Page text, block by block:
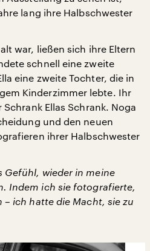
lang ihre Halbschwester
war, ließen sich ihre Eltern
schnell eine zweite
eine zweite Tochter, die in
Kinderzimmer lebte. Ihr
Ellas Schrank. Noga
und den neuen
ihrer Halbschwester
Gefühl, wieder in meine
Indem ich sie fotografierte,
– ich hatte die Macht, sie zu